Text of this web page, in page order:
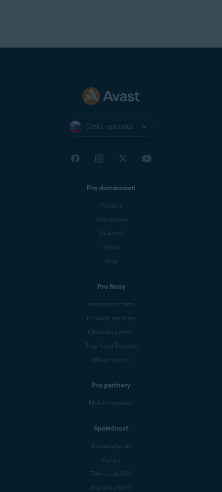
Česká republika
Pro domácnosti
Podpora
Zabezpečení
Soukromí
Výkon
Blog
Pro firmy
Podpora pro firmy
Produkty pro firmy
Obchodní partneři
Blog Avast Business
Affiliate partneři
Pro partnery
Mobilní operátoři
Společnost
Kontaktujte nás
Kariéra
Tiskové oddělení
Digitální důvěra